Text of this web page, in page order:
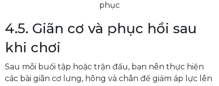
phục
4.5. Giãn cơ và phục hồi sau
khi chơi
Sau mỗi buổi tập hoặc trận đấu, bạn nên thực hiện
các bài giãn cơ lưng, hông và chân để giảm áp lực lên